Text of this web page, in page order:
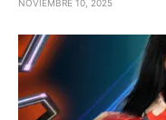
NOVIEMBRE 10, 2025